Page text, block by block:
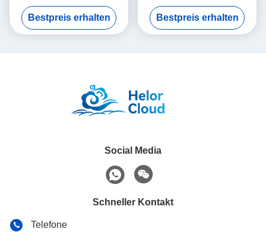
für das Home Office
Bestpreis erhalten
Thread mit Dual LAN Dual
COM
Bestpreis erhalten
Social Media
Schneller Kontakt
Telefone